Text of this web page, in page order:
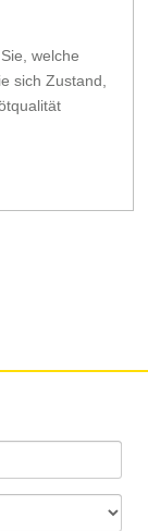
welche
sich Zustand,